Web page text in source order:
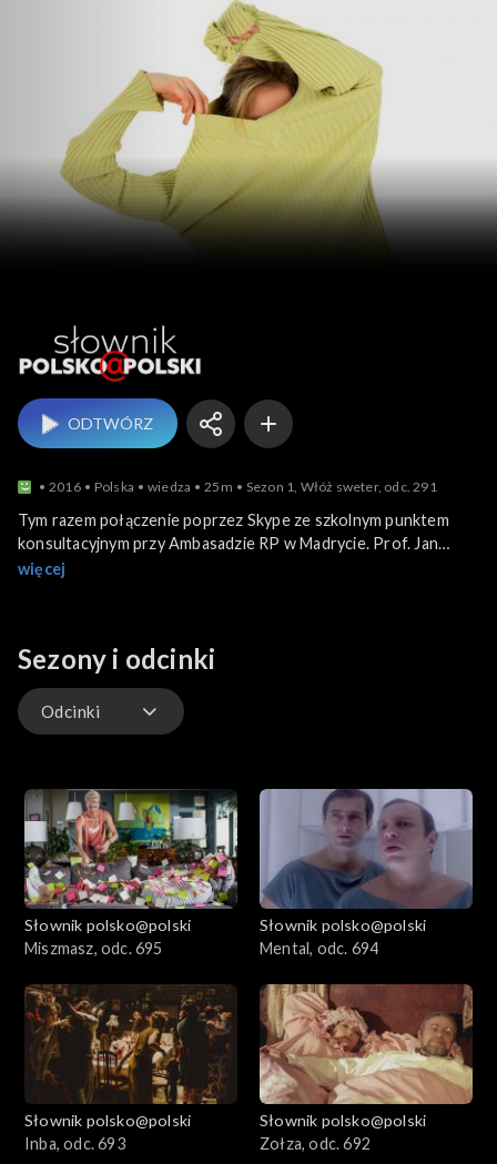
ODTWÓRZ
2016 Polska wiedza 25m Sezon 1, Włóż sweter, odc. 291
Tym razem połączenie poprzez Skype ze szkolnym punktem
konsultacyjnym przy Ambasadzie RP w Madrycie. Prof. Jan
Miodek wyjaśnia kwestię tria „włóż, załóż, ubierz”. Najlepiej jest
reakcji Pana Profesora na te zwroty („gęsia skórka”). Kwiatki
typu „kwota imigrantów” to bezmyślne kalkowanie z języka
angielskiego.
więcej
Sezony i odcinki
Odcinki
Słownik polsko@polski
Miszmasz, odc. 695
Słownik polsko@polski
Mental, odc. 694
Słownik polsko@polski
Inba, odc. 693
Słownik polsko@polski
Zołza, odc. 692